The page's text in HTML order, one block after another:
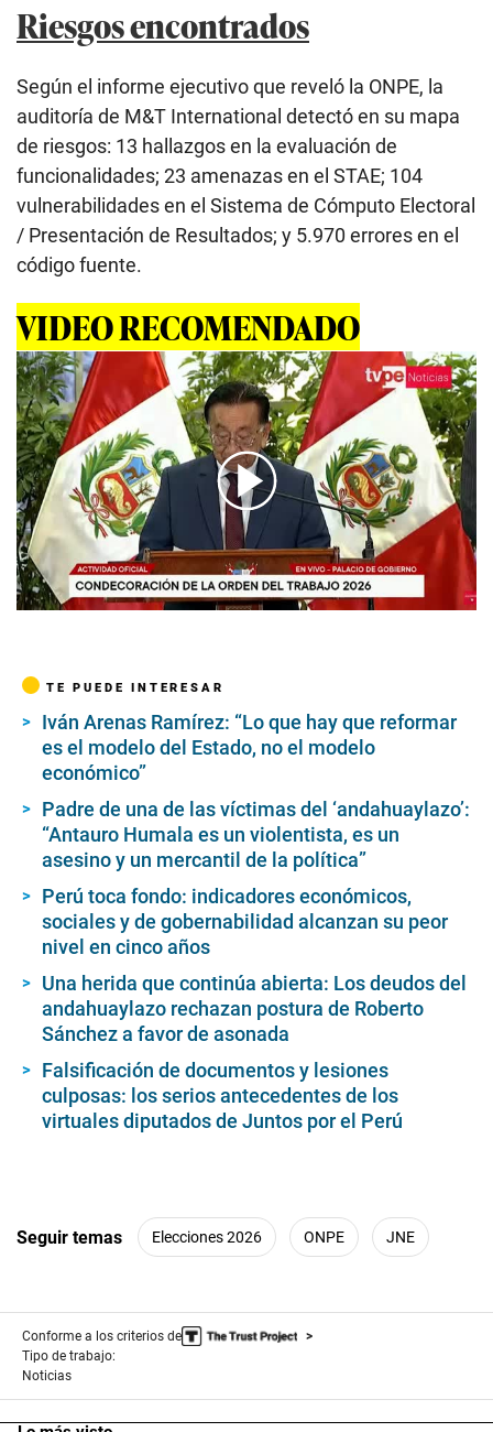
Riesgos encontrados
Según el informe ejecutivo que reveló la ONPE, la
auditoría de M&T International detectó en su mapa
de riesgos: 13 hallazgos en la evaluación de
funcionalidades; 23 amenazas en el STAE; 104
vulnerabilidades en el Sistema de Cómputo Electoral
/ Presentación de Resultados; y 5.970 errores en el
código fuente.
VIDEO RECOMENDADO
00:00/04:08
TE PUEDE INTERESAR
Iván Arenas Ramírez: “Lo que hay que reformar
es el modelo del Estado, no el modelo
económico”
Padre de una de las víctimas del ‘andahuaylazo’:
“Antauro Humala es un violentista, es un
asesino y un mercantil de la política”
Perú toca fondo: indicadores económicos,
sociales y de gobernabilidad alcanzan su peor
nivel en cinco años
Una herida que continúa abierta: Los deudos del
andahuaylazo rechazan postura de Roberto
Sánchez a favor de asonada
Falsificación de documentos y lesiones
culposas: los serios antecedentes de los
virtuales diputados de Juntos por el Perú
Seguir temas Elecciones 2026 ONPE JNE
Conforme a los criterios de
Tipo de trabajo:
Noticias